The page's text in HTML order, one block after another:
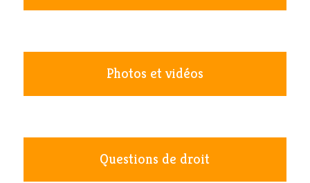
Photos et vidéos
Questions de droit